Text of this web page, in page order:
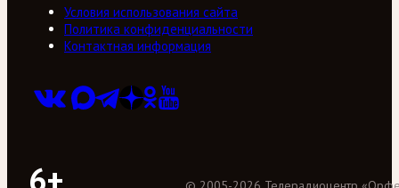
Условия использования сайта
Политика конфиденциальности
Контактная информация
6+